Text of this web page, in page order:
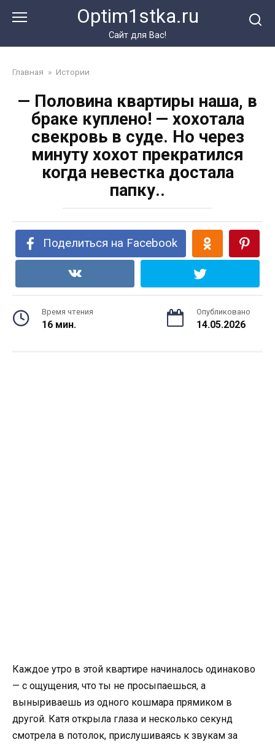
Optim1stka.ru
Сайт для Вас!
Главная » Истории
— Половина квартиры наша, в
браке куплено! — хохотала
свекровь в суде. Но через
минуту хохот прекратился
когда невестка достала
папку..
Поделиться на Facebook
Время чтения
16 мин.
Опубликовано
14.05.2026
Каждое утро в этой квартире начиналось одинаково
— с ощущения, что ты не просыпаешься, а
выныриваешь из одного кошмара прямиком в
другой. Катя открыла глаза и несколько секунд
смотрела в потолок, прислушиваясь к звукам за